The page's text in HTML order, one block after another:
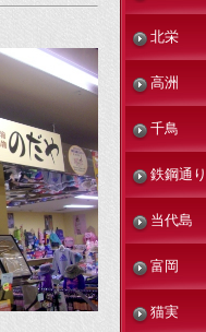
北栄
高洲
千鳥
鉄鋼通り
当代島
富岡
猫実